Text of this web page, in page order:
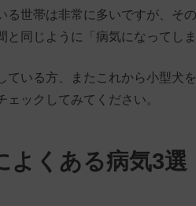
る世帯は非常に多いですが、そ
と同じように「病気になってし
ている方、またこれから小型犬
ェックしてみてください。
よくある病気3